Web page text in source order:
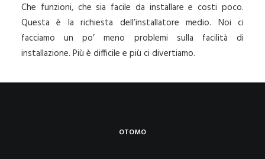
Che funzioni, che sia facile da installare e costi poco.
Questa è la richiesta dell’installatore medio. Noi ci
facciamo un po’ meno problemi sulla facilità di
installazione. Più è difficile e più ci divertiamo.
OTOMO